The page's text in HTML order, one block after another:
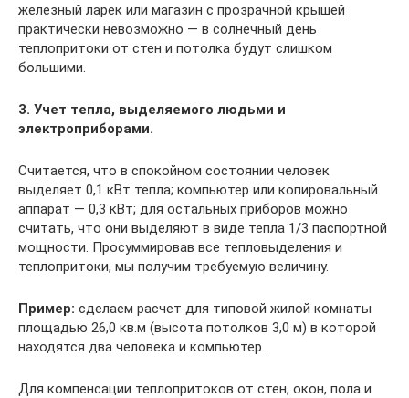
железный ларек или магазин с прозрачной крышей
практически невозможно — в солнечный день
теплопритоки от стен и потолка будут слишком
большими.
3. Учет тепла, выделяемого людьми и
электроприборами.
Считается, что в спокойном состоянии человек
выделяет 0,1 кВт тепла; компьютер или копировальный
аппарат — 0,3 кВт; для остальных приборов можно
считать, что они выделяют в виде тепла 1/3 паспортной
мощности. Просуммировав все тепловыделения и
теплопритоки, мы получим требуемую величину.
Пример: сделаем расчет для типовой жилой комнаты
площадью 26,0 кв.м (высота потолков 3,0 м) в которой
находятся два человека и компьютер.
Для компенсации теплопритоков от стен, окон, пола и